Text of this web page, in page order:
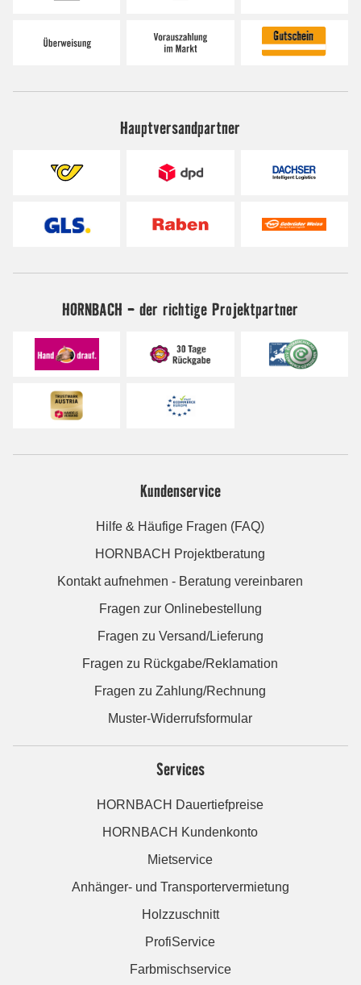
Hauptversandpartner
HORNBACH - der richtige Projektpartner
Kundenservice
Hilfe & Häufige Fragen (FAQ)
HORNBACH Projektberatung
Kontakt aufnehmen - Beratung vereinbaren
Fragen zur Onlinebestellung
Fragen zu Versand/Lieferung
Fragen zu Rückgabe/Reklamation
Fragen zu Zahlung/Rechnung
Muster-Widerrufsformular
Services
HORNBACH Dauertiefpreise
HORNBACH Kundenkonto
Mietservice
Anhänger- und Transportervermietung
Holzzuschnitt
ProfiService
Farbmischservice